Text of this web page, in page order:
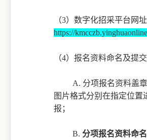
（3） 数字化招采平台网址
https://
（4） 报名资料命名及提交
A. 分项报名资料盖
图片格式分别在指定位置
报；
B. 分项报名资料命